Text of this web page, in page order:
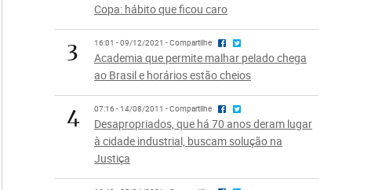
Copa: hábito que ficou caro
3 16:01 - 09/12/2021 - Compartilhe
Academia que permite malhar pelado chega
ao Brasil e horários estão cheios
4 07:16 - 14/08/2011 - Compartilhe
Desapropriados, que há 70 anos deram lugar
à cidade industrial, buscam solução na
Justiça